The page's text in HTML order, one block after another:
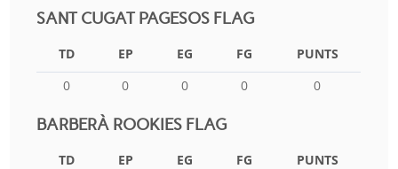
SANT CUGAT PAGESOS FLAG
TD EP EG FG
PUNTS
0
0 0 0 0
BARBERÀ ROOKIES FLAG
TD EP EG FG
PUNTS